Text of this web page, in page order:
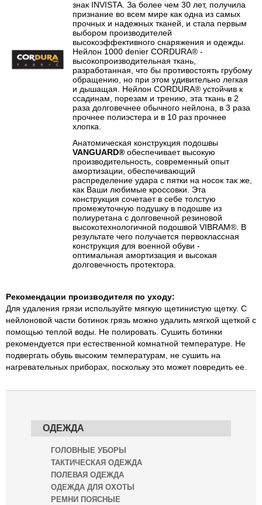
знак INVISTA. За более чем 30 лет, получила
признание во всем мире как одна из самых
прочных и надежных тканей, и стала первым
выбором производителей
высокоэффективного снаряжения и одежды.
Нейлон 1000 denier CORDURA® -
высокопроизводительная ткань,
разработанная, что бы противостоять грубому
обращению, но при этом удивительно легкая
и дышащая. Нейлон CORDURA® устойчив к
ссадинам, порезам и трению, эта ткань в 2
раза долговечнее обычного нейлона, в 3 раза
прочнее полиэстера и в 10 раз прочнее
хлопка.
Анатомическая конструкция подошвы
VANGUARD® обеспечивает высокую
производительность, современный опыт
амортизации, обеспечивающий
распределение удара с пятки на носок так же,
как Ваши любимые кроссовки. Эта
конструкция сочетает в себе толстую
промежуточную подушку в подошве из
полиуретана с долговечной резиновой
высокотехнологичной подошвой VIBRAM®. В
результате чего получается первоклассная
конструкция для военной обуви -
оптимальная амортизация и высокая
долговечность протектора.
Рекомендации производителя по уходу:
Для удаления грязи используйте мягкую щетинистую щетку. С
нейлоновой части ботинок грязь можно удалить мягкой щеткой с
помощью теплой воды. Не полировать. Сушить ботинки
рекомендуется при естественной комнатной температуре. Не
подвергать обувь высоким температурам, не сушить на
нагревательных приборах, поскольку это может повредить ее.
ОДЕЖДА
ГОЛОВНЫЕ УБОРЫ
ТАКТИЧЕСКАЯ ОДЕЖДА
ПОЛЕВАЯ ОДЕЖДА
ОДЕЖДА ДЛЯ ОХОТЫ
РЕМНИ ПОЯСНЫЕ